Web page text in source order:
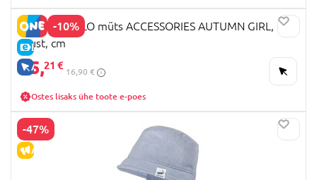
-10%
E-HIND
AINULT VEEBIS
COCCODRILLO müts ACCESSORIES AUTUMN GIRL,
must, cm
15,21 €
16,90 €
Ostes lisaks ühe toote e-poes
-47%
ALLAHINDLUS